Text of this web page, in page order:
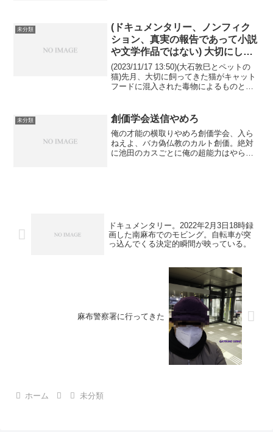
未分類
(ドキュメンタリー、ノンフィク
ション、真実の報告であって小説
や文学作品ではない) 大切にして
いる猫が警視庁公安部に殺されか
けたこと
(2023/11/17 13:50)(大石敦巳とペットの
猫)先月、大切に飼ってきた猫がキャット
フードに混入された毒物によるものと思
仲が良く、いつも一緒に寝て一緒に食事
し...
未分類 創価学会送信やめろ
俺の才能の横取りやめろ創価学会、入ら
ねえよ、バカ偽仏教のカルト創価。絶対
に池田のカスごとに俺の超能力はやらな
ドキュメンタリー。2022年2月3日18時録
画した南麻布でのモビング。自転車が突
っ込んでくる決定的瞬間が映っている。
麻布警察署に行ってきた
ホーム 未分類